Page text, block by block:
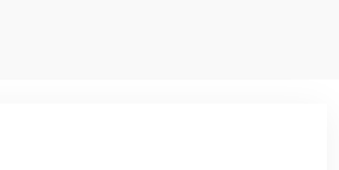
посудомоечной машины Willmark